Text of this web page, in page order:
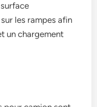
les rampes afin
un chargement